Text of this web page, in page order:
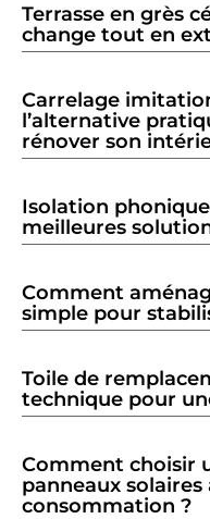
Terrasse en grès
change tout en
Carrelage
l’alternative
rénover son
Isolation
meilleures
Comment
simple pour
Toile de
technique pour
Comment choisir
panneaux solaires
consommation ?